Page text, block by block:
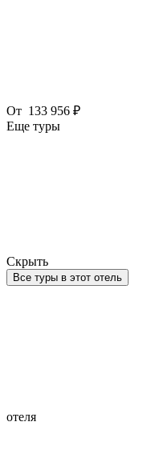
От 133 956 ₽
Еще туры
Скрыть
Все туры в этот отель
отеля